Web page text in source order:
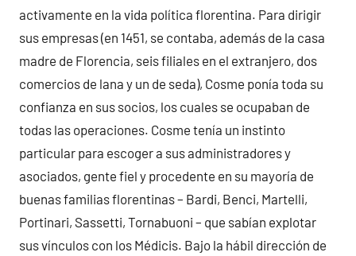
activamente en la vida política florentina. Para dirigir
sus empresas (en 1451, se contaba, además de la casa
madre de Florencia, seis filiales en el extranjero, dos
comercios de lana y un de seda), Cosme ponía toda su
confianza en sus socios, los cuales se ocupaban de
todas las operaciones. Cosme tenía un instinto
particular para escoger a sus administradores y
asociados, gente fiel y procedente en su mayoría de
buenas familias florentinas – Bardi, Benci, Martelli,
Portinari, Sassetti, Tornabuoni – que sabían explotar
sus vínculos con los Médicis. Bajo la hábil dirección de